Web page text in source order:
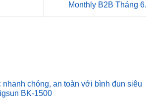
Monthly B2B Tháng 6.
chóng, an toàn với bình đun siêu
BK-1500